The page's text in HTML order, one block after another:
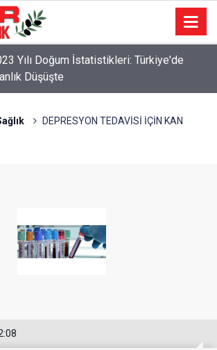
Yılı Doğum İstatistikleri: Türkiye'de
Düşüşte
DEPRESYON TEDAVİSİ İÇİN KAN